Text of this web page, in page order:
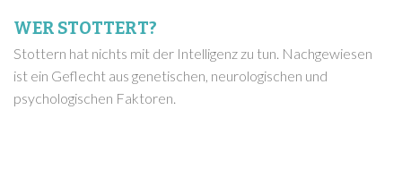
WER STOTTERT?
Stottern hat nichts mit der Intelligenz zu tun. Nachgewiesen
ist ein Geflecht aus genetischen, neurologischen und
psychologischen Faktoren.